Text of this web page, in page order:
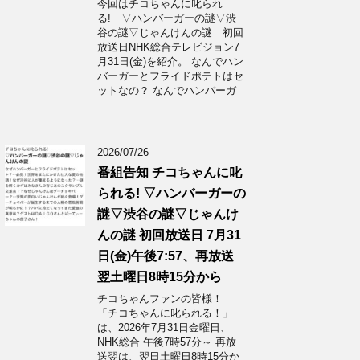
今回はチコちゃんに叱られ
る! ▽ハンバーガーの謎▽渋
谷の謎▽じゃんけんの謎 初回
放送日NHK総合テレビジョン7
月31日(金)を紹介。 なんでハン
バーガーとフライドポテトはセ
ットなの？ なんでハンバーガ
…
2026/07/26
番組告知 チコちゃんに叱
られる! ▽ハンバーガーの
謎▽渋谷の謎▽じゃんけ
んの謎 初回放送日 7月31
日(金)午後7:57、再放送
翌土曜日8時15分から
チコちゃんファンの皆様！
「チコちゃんに叱られる！」​
は、2026年7月31日金曜日、
NHK総合 午後7時57分～ 再放
送翌は、翌日土曜日8時15分か